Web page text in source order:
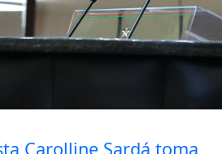
Carolline Sardá toma